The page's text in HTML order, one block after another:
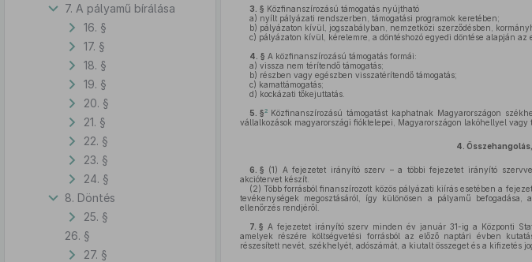
7. A pályamű bírálása
16. §
17. §
18. §
19. §
20. §
21. §
22. §
23. §
24. §
8. Döntés
25. §
26. §
27. §
3. § Közfinanszírozású támogatás nyújtható
a) nyílt pályázati rendszerben, támogatási programok keretében;
b) pályázaton kívül, jogszabályban, nemzetközi szerződésben,
c) pályázaton kívül, kérelemre, a döntéshozó egyedi döntése alapján az
4. § A közfinanszírozású támogatás formái:
a) vissza nem térítendő támogatás;
b) részben vagy egészben visszatérítendő támogatás;
c) kamattámogatás;
d) kockázati tőkejuttatás.
5. §2 Közfinanszírozású támogatást kaphatnak Magyarországon
vállalkozások magyarországi fióktelepei, Magyarországon lakóhellyel
4.
6. § (1) A fejezetet irányító szerv – a többi fejezetet irányító
akciótervet készít.
(2) Több forrásból finanszírozott közös pályázati kiírás esetében a
tevékenységek megosztásáról, így különösen a pályamű
ellenőrzés rendjéről.
7. § A fejezetet irányító szerv minden év január 31-ig a Központi
amelyek részére költségvetési forrásból az előző naptári évben
részesített nevét, székhelyét, adószámát, a kiutalt összeget és a kifizetés